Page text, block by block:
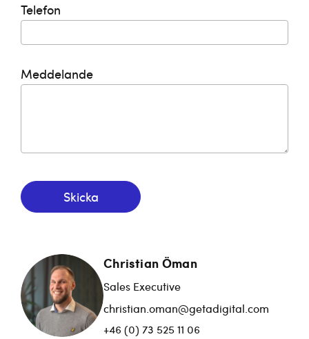
Telefon
Meddelande
Skicka
Christian Öman
Sales Executive
christian.oman@getadigital.com
+46 (0) 73 525 11 06